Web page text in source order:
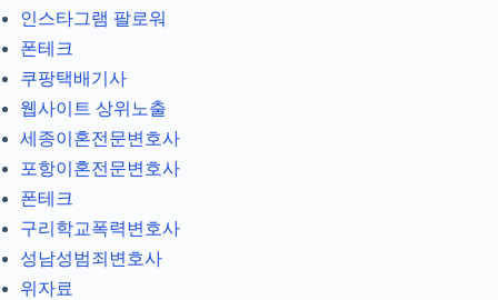
인스타그램 팔로워
폰테크
쿠팡택배기사
웹사이트 상위노출
세종이혼전문변호사
포항이혼전문변호사
폰테크
구리학교폭력변호사
성남성범죄변호사
위자료